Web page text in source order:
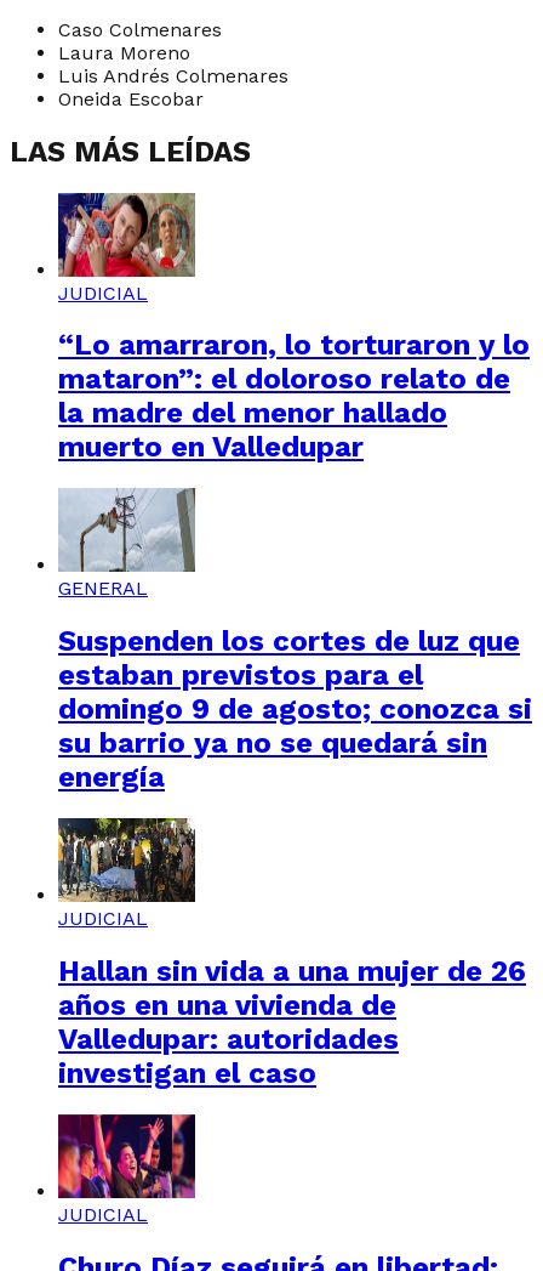
Caso Colmenares
Laura Moreno
Luis Andrés Colmenares
Oneida Escobar
LAS MÁS LEÍDAS
JUDICIAL
“Lo amarraron, lo torturaron y lo
mataron”: el doloroso relato de
la madre del menor hallado
muerto en Valledupar
GENERAL
Suspenden los cortes de luz que
estaban previstos para el
domingo 9 de agosto; conozca si
su barrio ya no se quedará sin
energía
JUDICIAL
Hallan sin vida a una mujer de 26
años en una vivienda de
Valledupar: autoridades
investigan el caso
JUDICIAL